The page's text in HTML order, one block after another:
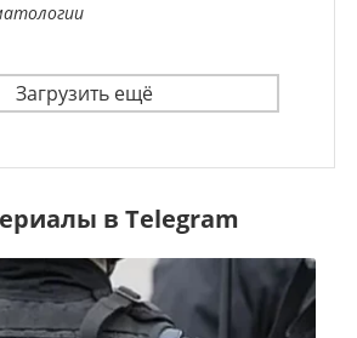
Загрузить ещё
в Telegram